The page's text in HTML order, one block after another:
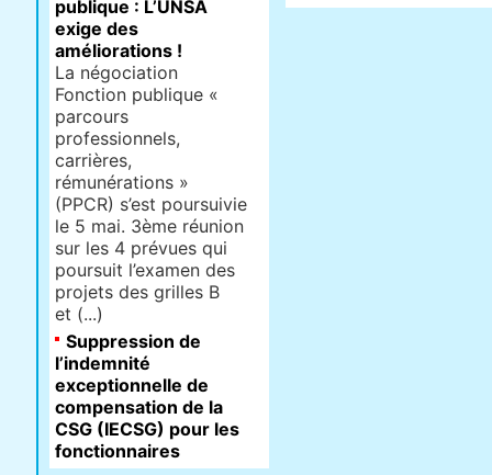
publique : L’UNSA
exige des
améliorations !
La négociation
Fonction publique «
parcours
professionnels,
carrières,
rémunérations »
(PPCR) s’est poursuivie
le 5 mai. 3ème réunion
sur les 4 prévues qui
poursuit l’examen des
projets des grilles B
et (...)
Suppression de
l’indemnité
exceptionnelle de
compensation de la
CSG (IECSG) pour les
fonctionnaires